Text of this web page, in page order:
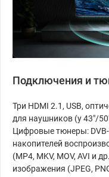
Подключения и
Три HDMI 2.1, USB,
для наушников (у 43″/
Цифровые тюнеры: DVB-
накопителей
(MP4, MKV, MOV, AVI и
изображения (JPEG,